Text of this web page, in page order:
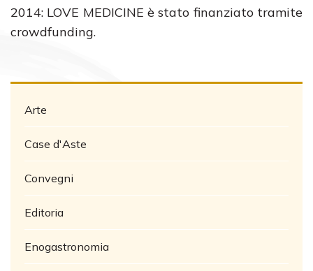
2014: LOVE MEDICINE è stato finanziato tramite
crowdfunding.
Arte
Case d'Aste
Convegni
Editoria
Enogastronomia